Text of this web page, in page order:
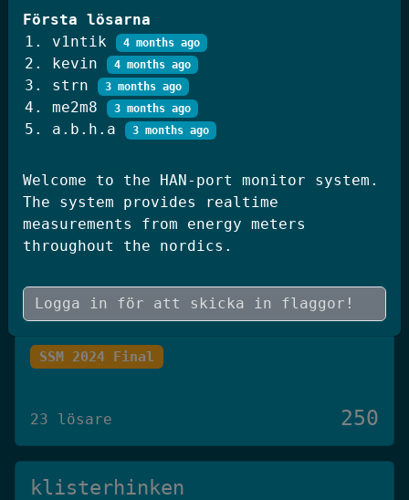
Knäck Koden 2025
20 lösare
19 lösare
Skógræktin
SSM 2024 Final
23 lösare 250
klisterhinken
Welcome to the HAN-port monitor system.
The system provides realtime
measurements from energy meters
throughout the nordics.
Första lösarna
v1ntik
4 months ago
kevin 4 months ago
strn 3 months ago
me2m8 3 months ago
a.b.h.a 3 months ago